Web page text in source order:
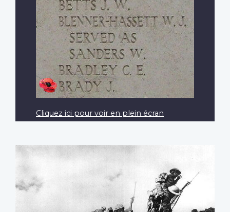
Cliquez ici pour voir en plein écran